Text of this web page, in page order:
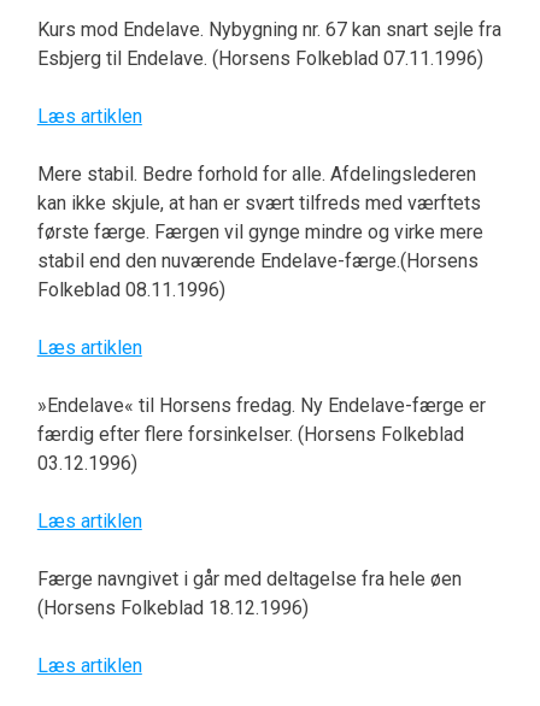
Kurs mod Endelave. Nybygning nr. 67 kan snart sejle fra
Esbjerg til Endelave. (Horsens Folkeblad 07.11.1996)
Læs artiklen
Mere stabil. Bedre forhold for alle. Afdelingslederen
kan ikke skjule, at han er svært tilfreds med værftets
første færge. Færgen vil gynge mindre og virke mere
stabil end den nuværende Endelave-færge.(Horsens
Folkeblad 08.11.1996)
Læs artiklen
»Endelave« til Horsens fredag. Ny Endelave-færge er
færdig efter flere forsinkelser. (Horsens Folkeblad
03.12.1996)
Læs artiklen
Færge navngivet i går med deltagelse fra hele øen
(Horsens Folkeblad 18.12.1996)
Læs artiklen